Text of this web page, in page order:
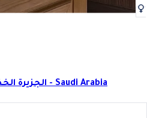
الجزيرة الخضراء - 14814 - منطقة الرياض - Saudi Arabia